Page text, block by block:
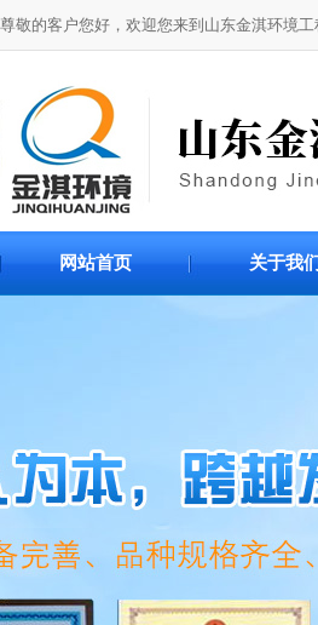
尊敬的客户您好，欢迎您来到山东金淇环境工
网站首页 关于我